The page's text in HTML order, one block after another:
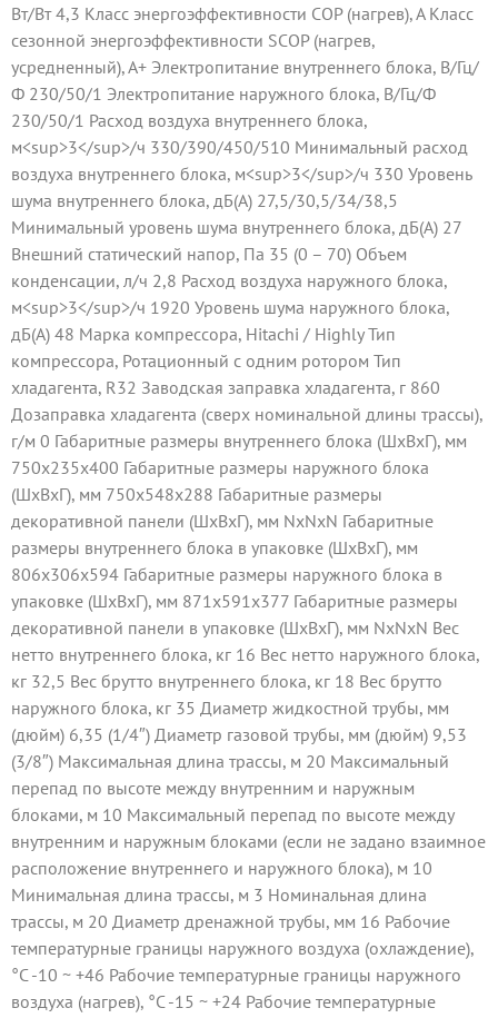
Вт/Вт 4,3 Класс энергоэффективности COP (нагрев), A Класс
сезонной энергоэффективности SCOP (нагрев,
усредненный), A+ Электропитание внутреннего блока, В/Гц/
Ф 230/50/1 Электропитание наружного блока, В/Гц/Ф
230/50/1 Расход воздуха внутреннего блока,
м<sup>3</sup>/ч 330/390/450/510 Минимальный расход
воздуха внутреннего блока, м<sup>3</sup>/ч 330 Уровень
шума внутреннего блока, дБ(А) 27,5/30,5/34/38,5
Минимальный уровень шума внутреннего блока, дБ(А) 27
Внешний статический напор, Па 35 (0 – 70) Объем
конденсации, л/ч 2,8 Расход воздуха наружного блока,
м<sup>3</sup>/ч 1920 Уровень шума наружного блока,
дБ(А) 48 Марка компрессора, Hitachi / Highly Тип
компрессора, Ротационный с одним ротором Тип
хладагента, R32 Заводская заправка хладагента, г 860
Дозаправка хладагента (сверх номинальной длины трассы),
г/м 0 Габаритные размеры внутреннего блока (ШxВxГ), мм
750x235x400 Габаритные размеры наружного блока
(ШxВxГ), мм 750x548x288 Габаритные размеры
декоративной панели (ШxВxГ), мм NxNxN Габаритные
размеры внутреннего блока в упаковке (ШxВxГ), мм
806x306x594 Габаритные размеры наружного блока в
упаковке (ШxВxГ), мм 871x591x377 Габаритные размеры
декоративной панели в упаковке (ШxВxГ), мм NxNxN Вес
нетто внутреннего блока, кг 16 Вес нетто наружного блока,
кг 32,5 Вес брутто внутреннего блока, кг 18 Вес брутто
наружного блока, кг 35 Диаметр жидкостной трубы, мм
(дюйм) 6,35 (1/4″) Диаметр газовой трубы, мм (дюйм) 9,53
(3/8″) Максимальная длина трассы, м 20 Максимальный
перепад по высоте между внутренним и наружным
блоками, м 10 Максимальный перепад по высоте между
внутренним и наружным блоками (если не задано взаимное
расположение внутреннего и наружного блока), м 10
Минимальная длина трассы, м 3 Номинальная длина
трассы, м 20 Диаметр дренажной трубы, мм 16 Рабочие
температурные границы наружного воздуха (охлаждение),
°C -10 ~ +46 Рабочие температурные границы наружного
воздуха (нагрев), °C -15 ~ +24 Рабочие температурные